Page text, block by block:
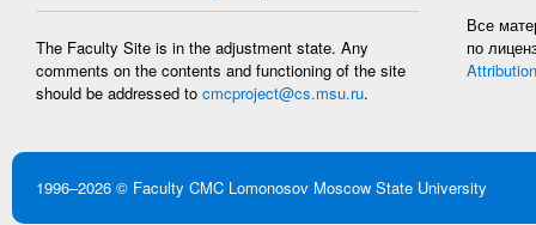
The Faculty Site is in the adjustment state. Any
comments on the contents and functioning of the site
should be addressed to cmcproject@cs.msu.ru.
Все
по
1996–2026 © Faculty CMC Lomonosov Moscow State University